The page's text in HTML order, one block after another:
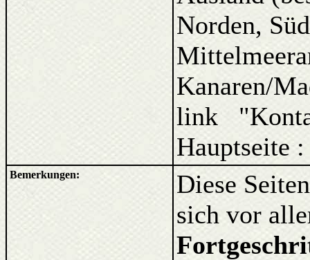
Norden,
Kanaren/
link
Hauptseite
Bemerkungen:
Diese
sich vor